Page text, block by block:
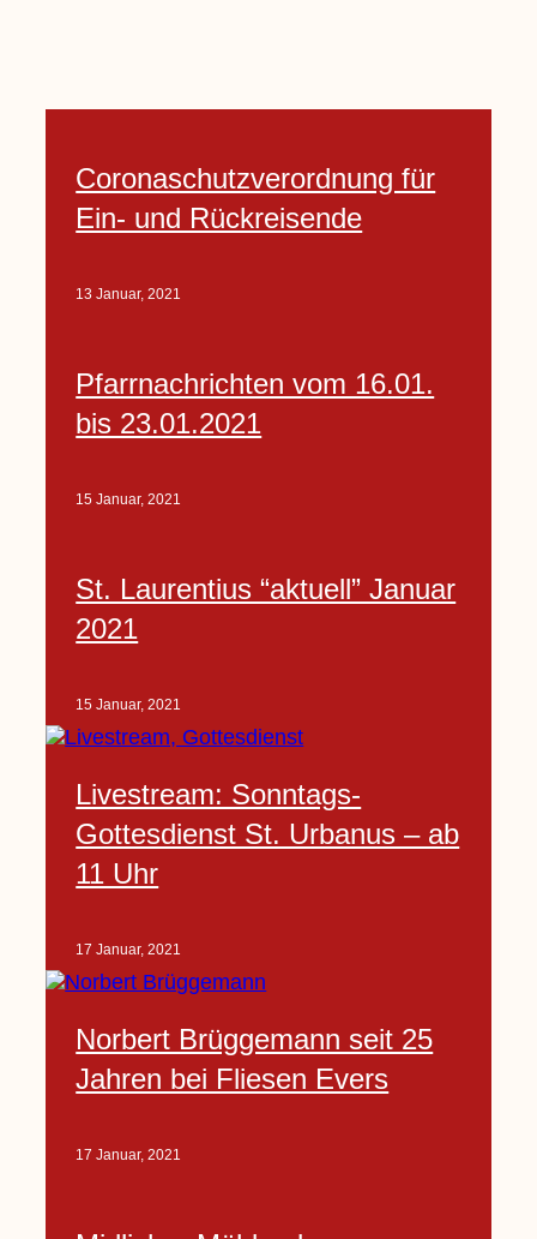
Coronaschutzverordnung für
Ein- und Rückreisende
13 Januar, 2021
Pfarrnachrichten vom 16.01.
bis 23.01.2021
15 Januar, 2021
St. Laurentius “aktuell” Januar
2021
15 Januar, 2021
Livestream: Sonntags-
Gottesdienst St. Urbanus – ab
11 Uhr
17 Januar, 2021
Norbert Brüggemann seit 25
Jahren bei Fliesen Evers
17 Januar, 2021